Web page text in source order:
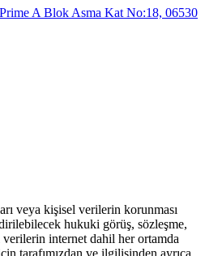
A Blok Asma Kat No:18, 06530
veya kişisel verilerin korunması
hukuki görüş, sözleşme,
internet dahil her ortamda
tarafımızdan ve ilgilisinden ayrıca